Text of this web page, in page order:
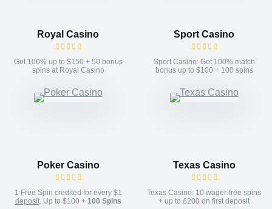
Royal Casino
Get 100% up to $150 + 50 bonus
spins at Royal Casino
Sport Casino
Sport Casino: Get 100% match
bonus up to $100 + 100 spins
Poker Casino
1 Free Spin credited for every $1
deposit. Up to $100 + 100 Spins
Texas Casino
Texas Casino: 10 wager-free spins
+ up to £200 on first deposit